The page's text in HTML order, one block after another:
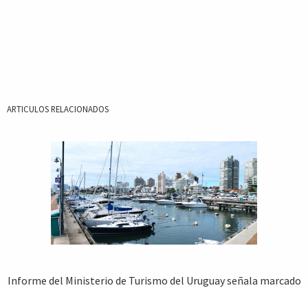
ARTICULOS RELACIONADOS
Informe del Ministerio de Turismo del Uruguay señala marcado